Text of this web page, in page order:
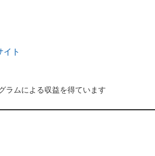
イト
ラムによる収益を得ています